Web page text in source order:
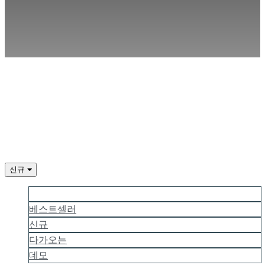
등
록
하
세
요
로
신규
베스트셀러
신규
다가오는
데모